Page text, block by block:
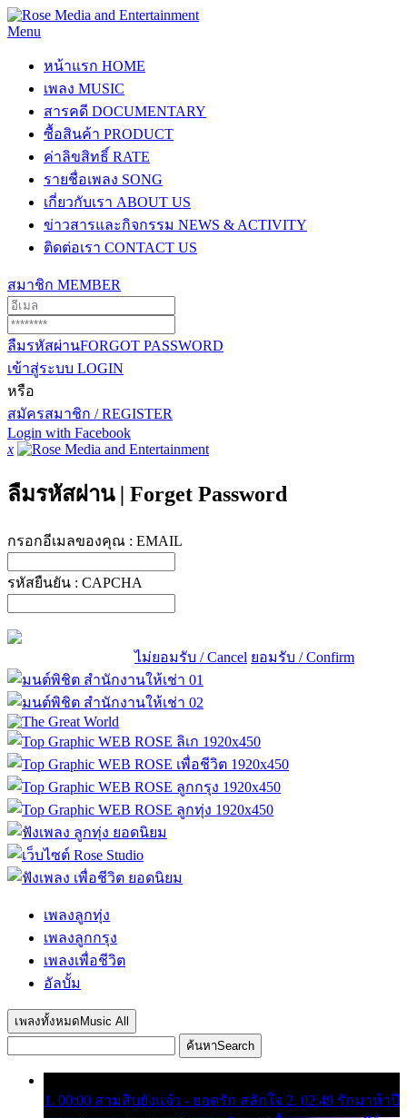
Menu
หน้าแรก HOME
เพลง MUSIC
สารคดี DOCUMENTARY
ซื้อสินค้า PRODUCT
ค่าลิขสิทธิ์ RATE
รายชื่อเพลง SONG
เกี่ยวกับเรา ABOUT US
ข่าวสารและกิจกรรม NEWS & ACTIVITY
ติดต่อเรา CONTACT US
สมาชิก MEMBER
ลืมรหัสผ่านFORGOT PASSWORD
เข้าสู่ระบบ LOGIN
หรือ
สมัครสมาชิก / REGISTER
Login with Facebook
x
ลืมรหัสผ่าน | Forget Password
กรอกอีเมลของคุณ : EMAIL
รหัสยืนยัน : CAPCHA
ไม่ยอมรับ / Cancel ยอมรับ / Confirm
เพลงลูกทุ่ง
เพลงลูกกรุง
เพลงเพื่อชีวิต
อัลบั้ม
เพลงทั้งหมด Music All
ค้นหาSearch
1. 00:00 สามสิบยังแจ๋ว - ยอดรัก สลักใจ 2. 02:49 รักมาห้าปี